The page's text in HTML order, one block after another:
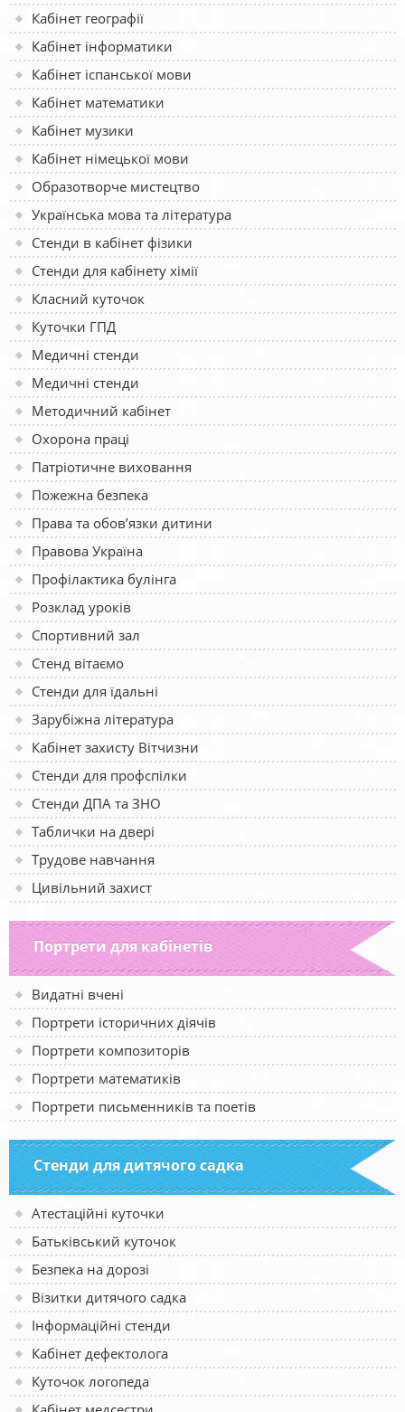
Кабінет географії
Кабінет інформатики
Кабінет іспанської мови
Кабінет математики
Кабінет музики
Кабінет німецької мови
Образотворче мистецтво
Українська мова та література
Стенди в кабінет фізики
Стенди для кабінету хімії
Класний куточок
Куточки ГПД
Медичні стенди
Медичні стенди
Методичний кабінет
Охорона праці
Патріотичне виховання
Пожежна безпека
Права та обов’язки дитини
Правова Україна
Профілактика булінга
Розклад уроків
Спортивний зал
Стенд вітаємо
Стенди для їдальні
Зарубіжна література
Кабінет захисту Вітчизни
Стенди для профспілки
Стенди ДПА та ЗНО
Таблички на двері
Трудове навчання
Цивільний захист
Портрети для кабінетів
Видатні вчені
Портрети історичних діячів
Портрети композиторів
Портрети математиків
Портрети письменників та поетів
Стенди для дитячого садка
Атестаційні куточки
Батьківський куточок
Безпека на дорозі
Візитки дитячого садка
Інформаційні стенди
Кабінет дефектолога
Куточок логопеда